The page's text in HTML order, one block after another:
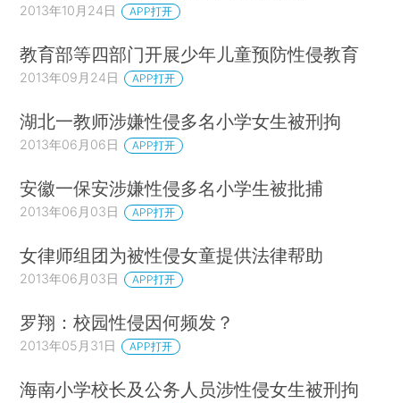
2013年10月24日 APP打开
教育部等四部门开展少年儿童预防性侵教育
2013年09月24日 APP打开
湖北一教师涉嫌性侵多名小学女生被刑拘
2013年06月06日 APP打开
安徽一保安涉嫌性侵多名小学生被批捕
2013年06月03日 APP打开
女律师组团为被性侵女童提供法律帮助
2013年06月03日 APP打开
罗翔：校园性侵因何频发？
2013年05月31日 APP打开
海南小学校长及公务人员涉性侵女生被刑拘